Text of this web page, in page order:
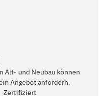
Alt- und Neubau können
Angebot anfordern.
Zertifiziert